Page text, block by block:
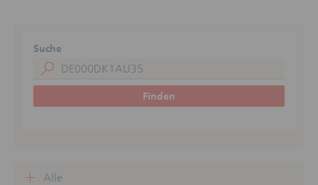
Suche
Finden
Alle